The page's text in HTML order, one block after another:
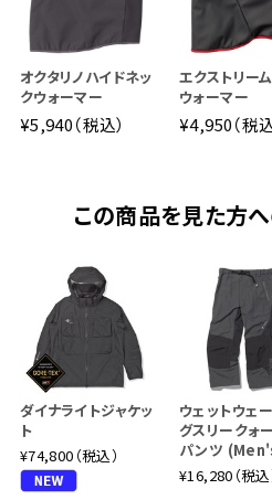
オクタリノハイドネッ
クウォーマー
¥5,940（税込）
エクストリー
ウォーマー
¥4,950（税込
この商品を見た方
ダイナライトジャケッ
ト
¥74,800（税込）
ウェットウェ
グスリークォ
パンツ
¥16,280（税込